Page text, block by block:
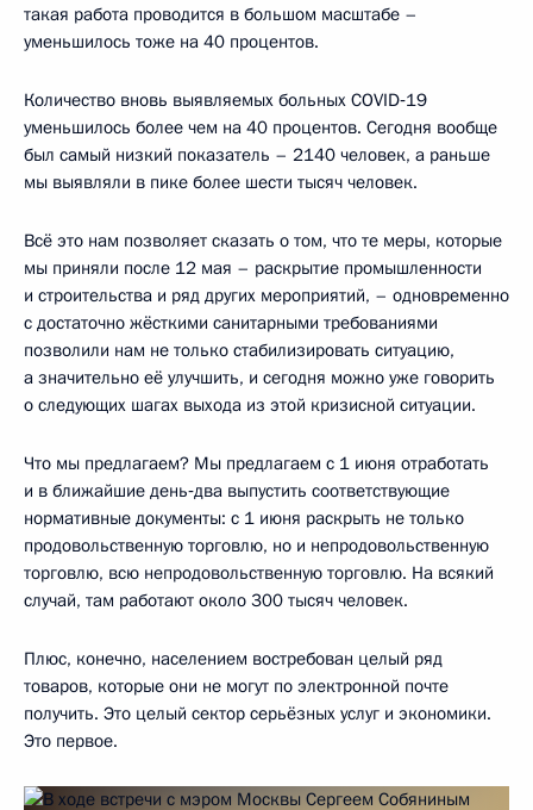
такая работа проводится в большом масштабе –
уменьшилось тоже на 40 процентов.
Количество вновь выявляемых больных COVID‑19
уменьшилось более чем на 40 процентов. Сегодня вообще
был самый низкий показатель – 2140 человек, а раньше
мы выявляли в пике более шести тысяч человек.
Всё это нам позволяет сказать о том, что те меры, которые
мы приняли после 12 мая – раскрытие промышленности
и строительства и ряд других мероприятий, – одновременно
с достаточно жёсткими санитарными требованиями
позволили нам не только стабилизировать ситуацию,
а значительно её улучшить, и сегодня можно уже говорить
о следующих шагах выхода из этой кризисной ситуации.
Что мы предлагаем? Мы предлагаем с 1 июня отработать
и в ближайшие день‑два выпустить соответствующие
нормативные документы: с 1 июня раскрыть не только
продовольственную торговлю, но и непродовольственную
торговлю, всю непродовольственную торговлю. На всякий
случай, там работают около 300 тысяч человек.
Плюс, конечно, населением востребован целый ряд
товаров, которые они не могут по электронной почте
получить. Это целый сектор серьёзных услуг и экономики.
Это первое.